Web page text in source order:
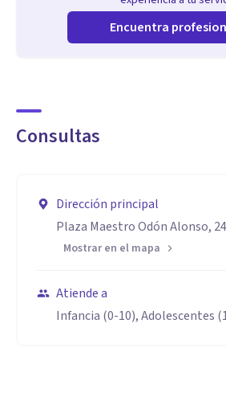
Encuentra
Consultas
Dirección principal
Plaza Maestro Odón Alonso,
Mostrar en el mapa
Atiende a
Infancia (0-10), Adolescentes